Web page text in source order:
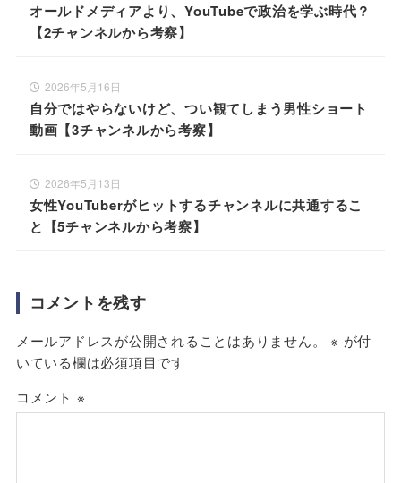
オールドメディアより、YouTubeで政治を学ぶ時代？
【2チャンネルから考察】
2026年5月16日
自分ではやらないけど、つい観てしまう男性ショート
動画【3チャンネルから考察】
2026年5月13日
女性YouTuberがヒットするチャンネルに共通するこ
と【5チャンネルから考察】
コメントを残す
メールアドレスが公開されることはありません。 ※ が付
いている欄は必須項目です
コメント ※